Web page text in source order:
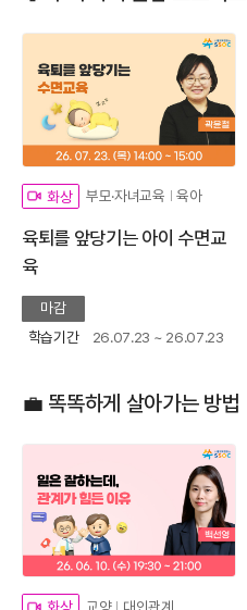
화상 부모·자녀교육 육아
육퇴를 앞당기는 아이 수면교
육
마감
학습기간
26.07.23 ~ 26.07.23
💼 똑똑하게 살아가는 방법